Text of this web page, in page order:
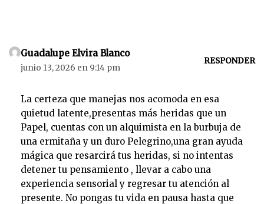
Guadalupe Elvira Blanco
junio 13, 2026 en 9:14 pm
RESPONDER
La certeza que manejas nos acomoda en esa
quietud latente,presentas más heridas que un
Papel, cuentas con un alquimista en la burbuja de
una ermitaña y un duro Pelegrino,una gran ayuda
mágica que resarcirá tus heridas, si no intentas
detener tu pensamiento , llevar a cabo una
experiencia sensorial y regresar tu atención al
presente. No pongas tu vida en pausa hasta que